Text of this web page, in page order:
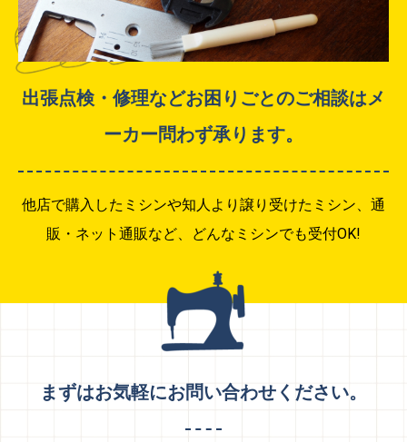
出張点検・修理などお困りごとのご相談はメ
ーカー問わず承ります。
他店で購入したミシンや知人より譲り受けたミシン、通
販・ネット通販など、どんなミシンでも受付OK!
まずはお気軽にお問い合わせください。